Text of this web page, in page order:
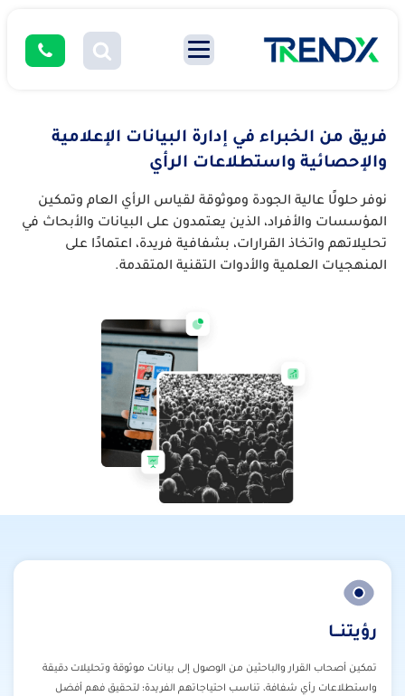
فريق من الخبراء في إدارة البيانات الإعلامية
والإحصائية واستطلاعات الرأي
نوفر حلولًا عالية الجودة وموثوقة لقياس الرأي العام وتمكين
المؤسسات والأفراد، الذين يعتمدون على البيانات والأبحاث في
تحليلاتهم واتخاذ القرارات، بشفافية فريدة، اعتمادًا على
المنهجيات العلمية والأدوات التقنية المتقدمة.
رؤيتنـــا
تمكين أصحاب القرار والباحثين من الوصول إلى بيانات موثوقة وتحليلات دقيقة
واستطلاعات رأي شفافة، تناسب احتياجاتهم الفريدة؛ لتحقيق فهم أفضل